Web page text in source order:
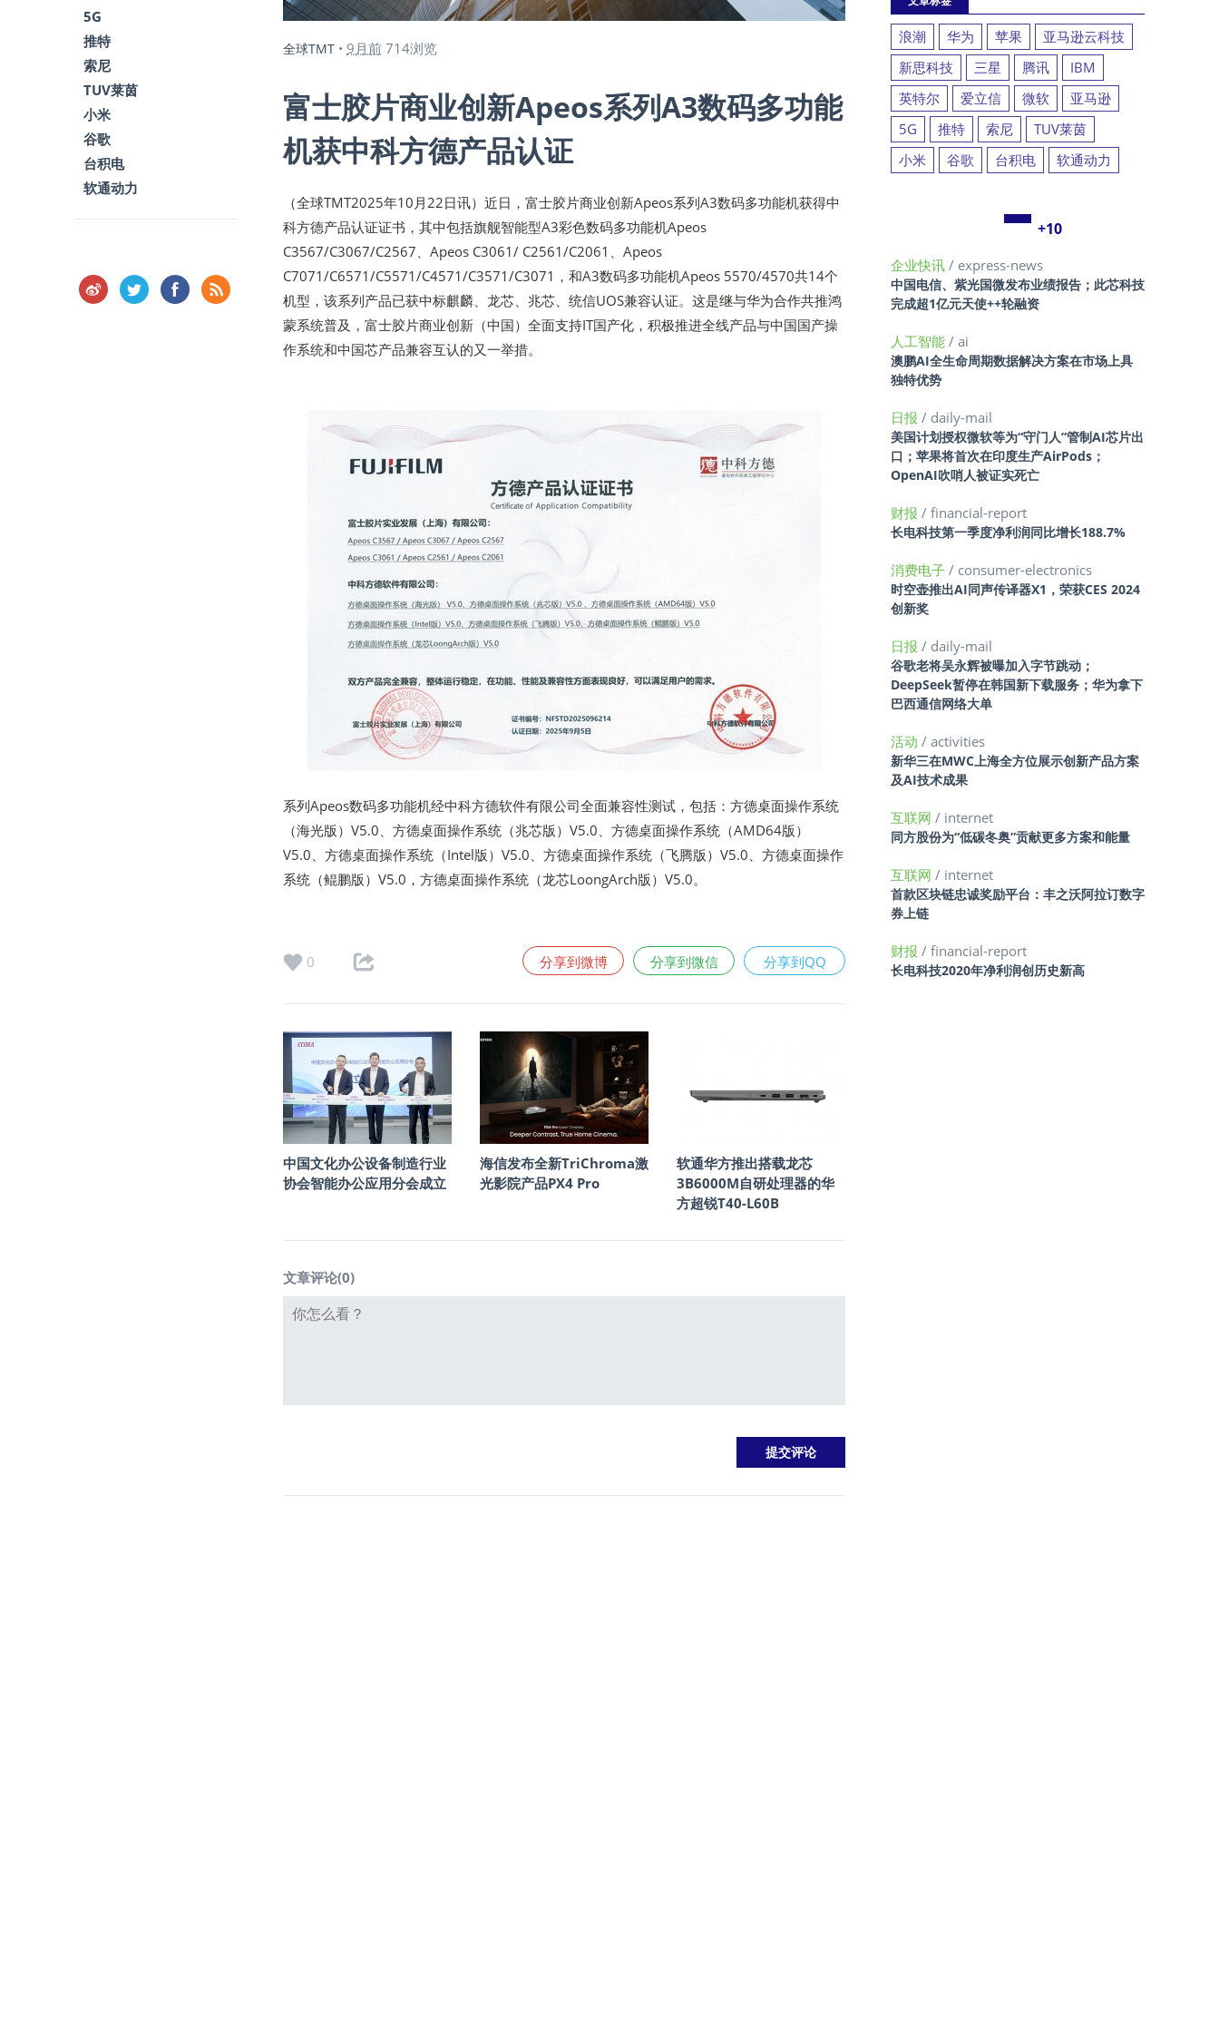
全球TMT • 9月前 714浏览
富士胶片商业创新Apeos系列A3数码多功能
机获中科方德产品认证
（全球TMT2025年10月22日讯）近日，富士胶片商业创新Apeos系列A3数码多功能机获得中
科方德产品认证证书，其中包括旗舰智能型A3彩色数码多功能机Apeos
C3567/C3067/C2567、Apeos C3061/ C2561/C2061、Apeos
C7071/C6571/C5571/C4571/C3571/C3071，和A3数码多功能机Apeos 5570/4570共14个
机型，该系列产品已获中标麒麟、龙芯、兆芯、统信UOS兼容认证。这是继与华为合作共推鸿
蒙系统普及，富士胶片商业创新（中国）全面支持IT国产化，积极推进全线产品与中国国产操
作系统和中国芯产品兼容互认的又一举措。
系列Apeos数码多功能机经中科方德软件有限公司全面兼容性测试，包括：方德桌面操作系统
（海光版）V5.0、方德桌面操作系统（兆芯版）V5.0、方德桌面操作系统（AMD64版）
V5.0、方德桌面操作系统（Intel版）V5.0、方德桌面操作系统（飞腾版）V5.0、方德桌面操作
系统（鲲鹏版）V5.0，方德桌面操作系统（龙芯LoongArch版）V5.0。
0 分享到微博 分享到微信 分享到QQ
中国文化办公设备制造行业
协会智能办公应用分会成立
海信发布全新TriChroma激
光影院产品PX4 Pro
软通华方推出搭载龙芯
3B6000M自研处理器的华
方超锐T40-L60B
文章评论(0)
5G
推特
索尼
TUV莱茵
小米
谷歌
台积电
软通动力
浪潮 华为 苹果
亚马逊云科技
新思科技
三星 腾讯
IBM
英特尔
爱立信 微软
亚马逊
5G
推特 索尼
TUV莱茵
小米
谷歌 台积电 软通动力
+10
企业快讯 / express-news
中国电信、紫光国微发布业绩报告；此芯科技
完成超1亿元天使++轮融资
人工智能 / ai
澳鹏AI全生命周期数据解决方案在市场上具
独特优势
日报 / daily-mail
美国计划授权微软等为“守门人”管制AI芯片出
口；苹果将首次在印度生产AirPods；
OpenAI吹哨人被证实死亡
财报 / financial-report
长电科技第一季度净利润同比增长188.7%
消费电子 / consumer-electronics
时空壶推出AI同声传译器X1，荣获CES 2024
创新奖
日报 / daily-mail
谷歌老将吴永辉被曝加入字节跳动；
DeepSeek暂停在韩国新下载服务；华为拿下
巴西通信网络大单
活动 / activities
新华三在MWC上海全方位展示创新产品方案
及AI技术成果
互联网 / internet
同方股份为“低碳冬奥”贡献更多方案和能量
互联网 / internet
首款区块链忠诚奖励平台：丰之沃阿拉订数字
券上链
财报 / financial-report
长电科技2020年净利润创历史新高